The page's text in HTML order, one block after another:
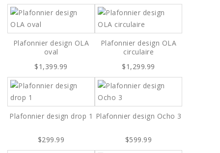
Plafonnier design OLA
oval
$1,399.99
Plafonnier design OLA
circulaire
$1,299.99
Plafonnier design drop 1
$299.99
Plafonnier design Ocho 3
$599.99